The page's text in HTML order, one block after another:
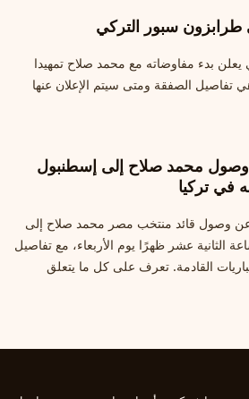
طرابزون سبور التركي
بدء مفاوضاته مع محمد صلاح تمهيدا
الصفقة ومتى سيتم الإعلان عنها
محمد صلاح إلى إسطنبول
في تركيا
وصول قائد منتخب مصر محمد صلاح إلى
الثانية عشر ظهرًا يوم الأربعاء، مع تفاصيل
القادمة. تعرف على كل ما يتعلق